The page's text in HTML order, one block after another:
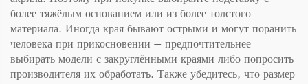
более тяжёлым основанием или из более толстого
материала. Иногда края бывают острыми и могут поранить
человека при прикосновении — предпочтительнее
выбирать модели с закруглёнными краями либо попросить
производителя их обработать. Также убедитесь, что размер